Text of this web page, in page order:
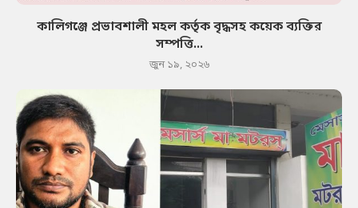
কালিগঞ্জে প্রভাবশালী মহল কর্তৃক বৃদ্ধসহ কয়েক ব্যক্তির
সম্পত্তি...
জুন ১৯, ২০২৬